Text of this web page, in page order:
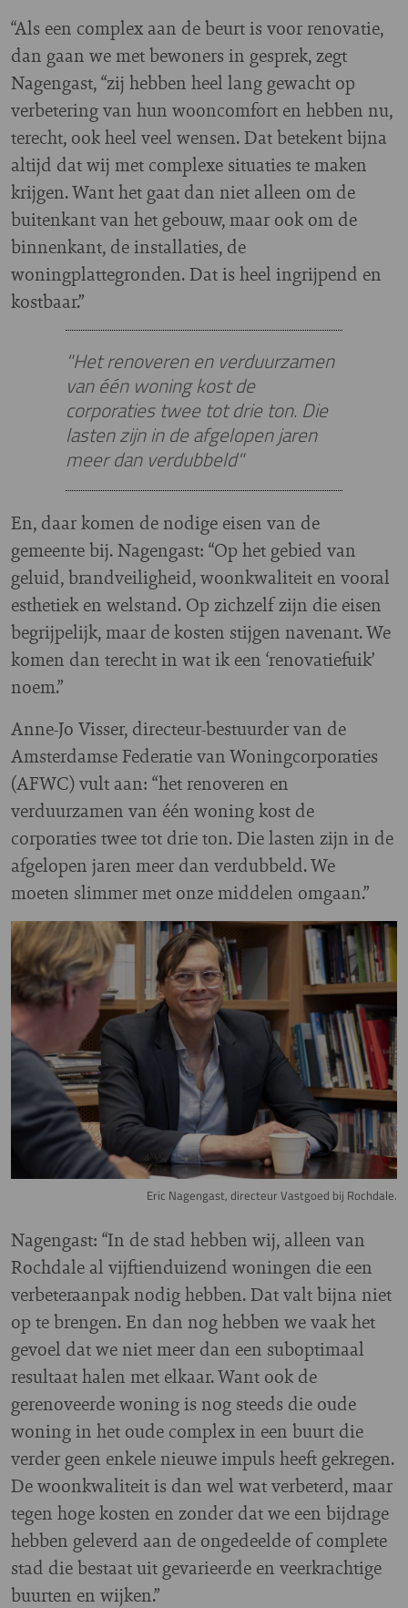
“Als een complex aan de beurt is voor renovatie,
dan gaan we met bewoners in gesprek, zegt
Nagengast, “zij hebben heel lang gewacht op
verbetering van hun wooncomfort en hebben nu,
terecht, ook heel veel wensen. Dat betekent bijna
altijd dat wij met complexe situaties te maken
krijgen. Want het gaat dan niet alleen om de
buitenkant van het gebouw, maar ook om de
binnenkant, de installaties, de
woningplattegronden. Dat is heel ingrijpend en
kostbaar.”
"Het renoveren en verduurzamen
van één woning kost de
corporaties twee tot drie ton. Die
lasten zijn in de afgelopen jaren
meer dan verdubbeld"
En, daar komen de nodige eisen van de
gemeente bij. Nagengast: “Op het gebied van
geluid, brandveiligheid, woonkwaliteit en vooral
esthetiek en welstand. Op zichzelf zijn die eisen
begrijpelijk, maar de kosten stijgen navenant. We
komen dan terecht in wat ik een ‘renovatiefuik’
noem.”
Anne-Jo Visser, directeur-bestuurder van de
Amsterdamse Federatie van Woningcorporaties
(AFWC) vult aan: “het renoveren en
verduurzamen van één woning kost de
corporaties twee tot drie ton. Die lasten zijn in de
afgelopen jaren meer dan verdubbeld. We
moeten slimmer met onze middelen omgaan.”
Image
Eric Nagengast, directeur Vastgoed bij Rochdale.
Nagengast: “In de stad hebben wij, alleen van
Rochdale al vijftienduizend woningen die een
verbeteraanpak nodig hebben. Dat valt bijna niet
op te brengen. En dan nog hebben we vaak het
gevoel dat we niet meer dan een suboptimaal
resultaat halen met elkaar. Want ook de
gerenoveerde woning is nog steeds die oude
woning in het oude complex in een buurt die
verder geen enkele nieuwe impuls heeft gekregen.
De woonkwaliteit is dan wel wat verbeterd, maar
tegen hoge kosten en zonder dat we een bijdrage
hebben geleverd aan de ongedeelde of complete
stad die bestaat uit gevarieerde en veerkrachtige
buurten en wijken.”